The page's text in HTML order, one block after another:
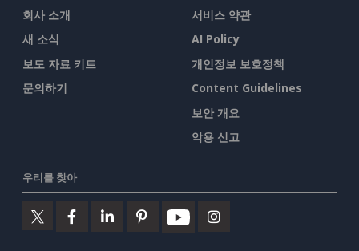
회사 소개
새 소식
보도 자료 키트
문의하기
서비스 약관
AI Policy
개인정보 보호정책
Content Guidelines
보안 개요
악용 신고
우리를 찾아